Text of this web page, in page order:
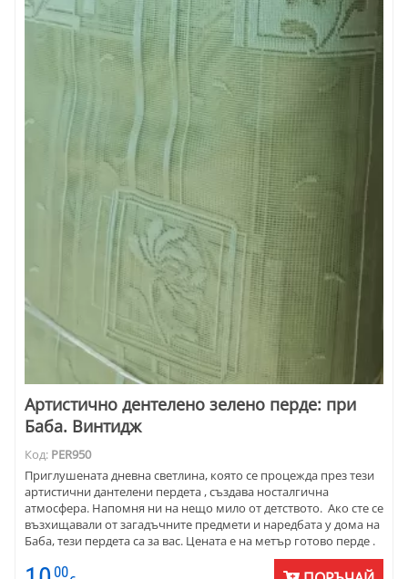
Артистично дентелено зелено перде: при
Баба. Винтидж
Код: PER950
Приглушената дневна светлина, която се процежда през тези
артистични дантелени пердета , създава носталгична
атмосфера. Напомня ни на нещо мило от детството. Ако сте се
възхищавали от загадъчните предмети и наредбата у дома на
Баба, тези пердета са за вас. Цената е на метър готово перде .
00